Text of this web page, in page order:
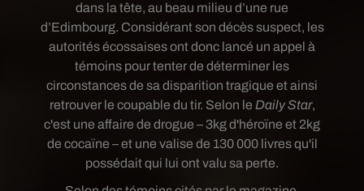
dans la tête, au beau milieu d’une rue
d’Edimbourg. Considérant son décès suspect, les
autorités écossaises ont donc lancé un appel à
témoins pour tenter de déterminer les
circonstances de sa disparition tragique et ainsi
retrouver le coupable du tir. Selon le Daily Star,
c'est une affaire de drogue – 3kg d'héroïne et 2kg
de cocaïne – et une valise de 130 000 livres qu'il
possédait qui lui ont valu sa perte.